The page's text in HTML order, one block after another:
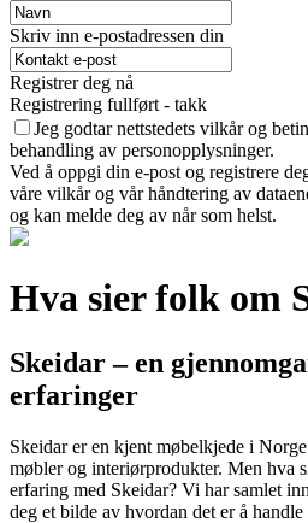
Skriv inn e-postadressen din
Registrer deg nå
Registrering fullført - takk
Jeg godtar nettstedets vilkår og
behandling av personopplysninger.
Ved å oppgi din e-post og registrere
våre vilkår og vår håndtering av
og kan melde deg av når som helst.
Hva sier folk om
Skeidar – en
erfaringer
Skeidar er en kjent møbelkjede i
møbler og interiørprodukter. Men hva
erfaring med Skeidar? Vi har samlet
deg et bilde av hvordan det er å